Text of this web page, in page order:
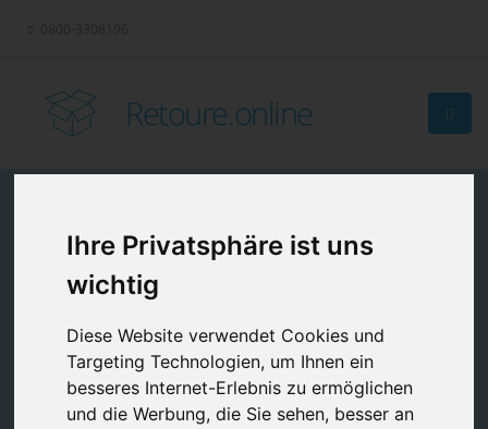
Ihre Privatsphäre ist uns
wichtig
Diese Website verwendet Cookies und
Targeting Technologien, um Ihnen ein
besseres Internet-Erlebnis zu ermöglichen
und die Werbung, die Sie sehen, besser an
Retoure.online
Retouren-
Management?